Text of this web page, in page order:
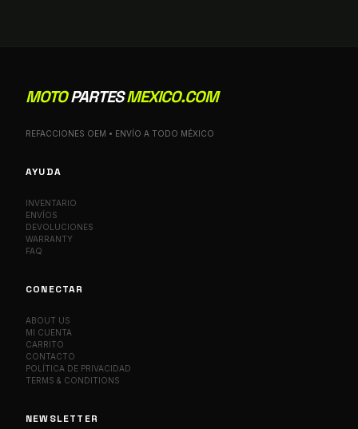
MOTOPARTESMEXICO.COM
REFACCIONES OEM • ENVÍO A TODO MÉXICO
AYUDA
INVENTARIO
ENVÍOS
DEVOLUCIONES
WARRANTY
FAQ
CONECTAR
ABOUT US
MI CUENTA
CARRITO
CONTACTO
POLÍTICA DE PRIVACIDAD
TERMS & CONDITIONS
NEWSLETTER